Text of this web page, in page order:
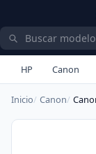
HP Canon
Inicio Canon